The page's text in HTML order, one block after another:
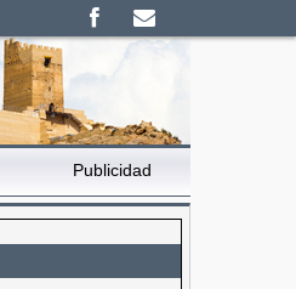
Publicidad